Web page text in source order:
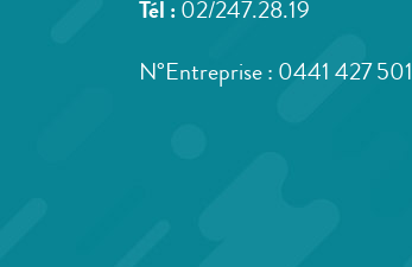
Tél : 02/247.28.19
N°Entreprise : 0441 427 501